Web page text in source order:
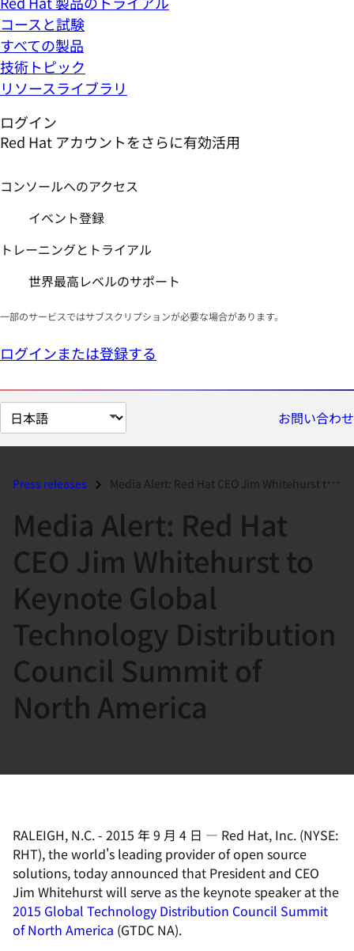
コースと試験
すべての製品
技術トピック
リソースライブラリ
ログイン
Red Hat アカウントをさらに有効活用
コンソールへのアクセス
イベント登録
トレーニングとトライアル
世界最高レベルのサポート
一部のサービスではサブスクリプションが必要な場合があります。
ログインまたは登録する
ペ
ー
の
て
お問い合わせ
Press releases Media Alert: Red Hat CEO Jim Whitehurst to Keynote Global Technology D...
Media Alert: Red Hat
CEO Jim Whitehurst to
Keynote Global
Technology Distribution
Council Summit of
North America
RALEIGH, N.C.- 2015 年 9 月 4 日 — Red Hat, Inc. (NYSE:
RHT), the world's leading provider of open source
solutions, today announced that President and CEO
Jim Whitehurst will serve as the keynote speaker at the
2015 Global Technology Distribution Council Summit
of North America (GTDC NA).